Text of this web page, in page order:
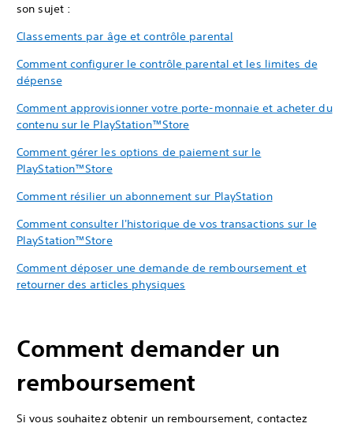
son sujet :
Classements par âge et contrôle parental
Comment configurer le contrôle parental et les limites de
dépense
Comment approvisionner votre porte-monnaie et acheter du
contenu sur le PlayStation™Store
Comment gérer les options de paiement sur le
PlayStation™Store
Comment résilier un abonnement sur PlayStation
Comment consulter l'historique de vos transactions sur le
PlayStation™Store
Comment déposer une demande de remboursement et
retourner des articles physiques
Comment demander un
remboursement
Si vous souhaitez obtenir un remboursement, contactez